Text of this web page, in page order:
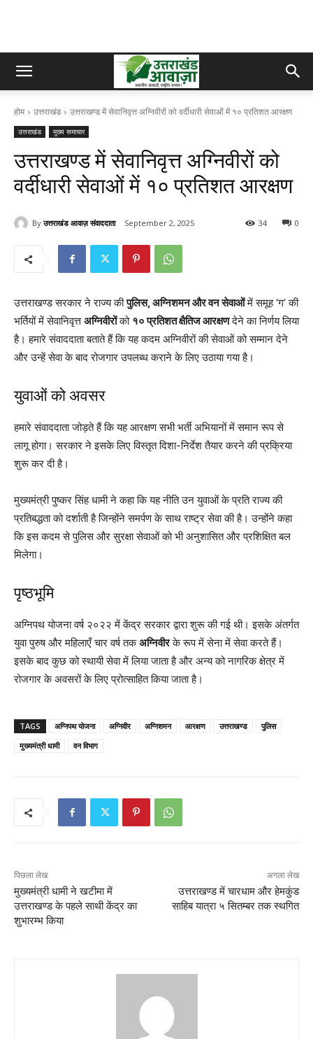
होम उत्तराखंड उत्तराखण्ड में सेवानिवृत्त अग्निवीरों को वर्दीधारी सेवाओं में १० प्रतिशत आरक्षण
उत्तराखंड मुख्य समाचार
उत्तराखण्ड में सेवानिवृत्त अग्निवीरों को
वर्दीधारी सेवाओं में १० प्रतिशत आरक्षण
By उत्तराखंड आवाज़ संवाददाता September 2, 2025 0
34
उत्तराखण्ड सरकार ने राज्य कीपुलिस, अग्निशमन और वन सेवाओंमें समूह ‘ग’ की
भर्तियों में सेवानिवृत्तअग्निवीरोंको १० प्रतिशत क्षैतिज आरक्षणदेने का निर्णय लिया
है। हमारे संवाददाता बताते हैं कि यह कदम अग्निवीरों की सेवाओं को सम्मान देने
और उन्हें सेवा के बाद रोजगार उपलब्ध कराने के लिए उठाया गया है।
युवाओं को अवसर
हमारे संवाददाता जोड़ते हैं कि यह आरक्षण सभी भर्ती अभियानों में समान रूप से
लागू होगा। सरकार ने इसके लिए विस्तृत दिशा-निर्देश तैयार करने की प्रक्रिया
शुरू कर दी है।
मुख्यमंत्री पुष्कर सिंह धामी ने कहा कि यह नीति उन युवाओं के प्रति राज्य की
प्रतिबद्धता को दर्शाती है जिन्होंने समर्पण के साथ राष्ट्र सेवा की है। उन्होंने कहा
कि इस कदम से पुलिस और सुरक्षा सेवाओं को भी अनुशासित और प्रशिक्षित बल
मिलेगा।
पृष्ठभूमि
अग्निपथ योजना वर्ष २०२२ में केंद्र सरकार द्वारा शुरू की गई थी। इसके अंतर्गत
युवा पुरुष और महिलाएँ चार वर्ष तकअग्निवीरके रूप में सेना में सेवा करते हैं।
इसके बाद कुछ को स्थायी सेवा में लिया जाता है और अन्य को नागरिक क्षेत्र में
रोजगार के अवसरों के लिए प्रोत्साहित किया जाता है।
TAGS अग्निपथ योजना अग्निवीर अग्निशमन आरक्षण उत्तराखण्ड
पुलिस
मुख्यमंत्री धामी
वन विभाग
पिछला लेख
मुख्यमंत्री धामी ने खटीमा में
उत्तराखण्ड के पहले साथी केंद्र का
शुभारम्भ किया
अगला लेख
उत्तराखण्ड में चारधाम और हेमकुंड
साहिब यात्रा ५ सितम्बर तक स्थगित